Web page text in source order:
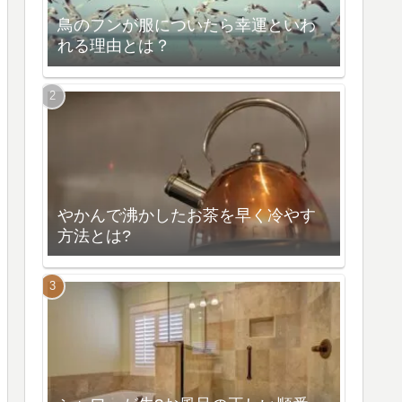
鳥のフンが服についたら幸運といわ
れる理由とは？
やかんで沸かしたお茶を早く冷やす
方法とは?